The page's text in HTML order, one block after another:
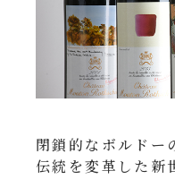
閉鎖的なボルドー
伝統を変革した新